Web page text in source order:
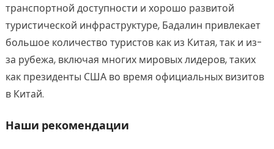
транспортной доступности и хорошо развитой
туристической инфраструктуре, Бадалин привлекает
большое количество туристов как из Китая, так и из-
за рубежа, включая многих мировых лидеров, таких
как президенты США во время официальных визитов
в Китай.
Наши рекомендации